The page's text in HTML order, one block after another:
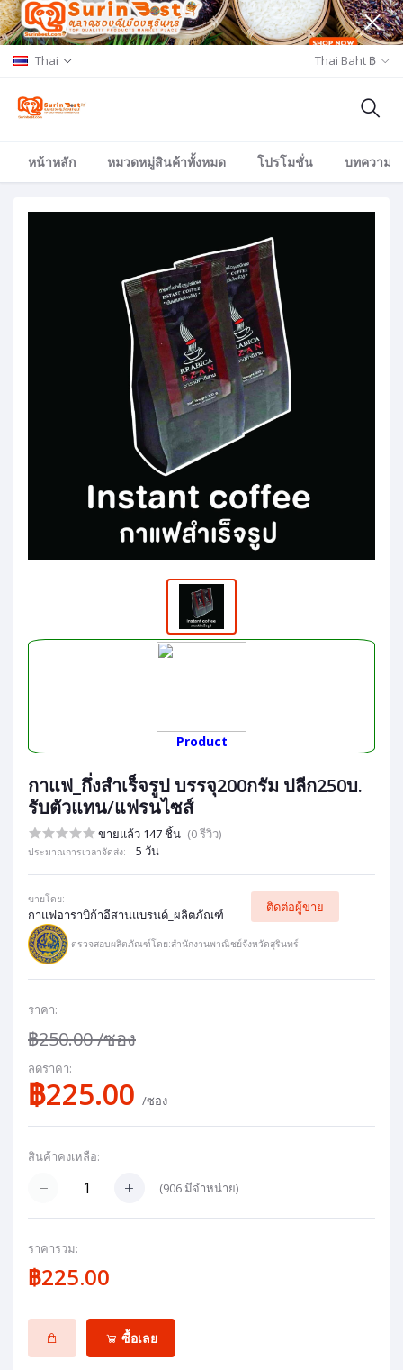
Thai Thai Baht ฿
หน้าหลัก หมวดหมู่สินค้าทั้งหมด โปรโมชั่น บทความ/
Product
กาแฟ_กึ่งสำเร็จรูป บรรจุ200กรัม ปลีก250บ.
รับตัวแทน/แฟรนไซส์
ขายแล้ว 147 ชิ้น (0 รีวิว)
ประมาณการเวลาจัดส่ง: 5 วัน
ขายโดย:
กาแฟอาราบิก้าอีสานแบรนด์_ผลิตภัณฑ์
ติดต่อผู้ขาย
ตรวจสอบผลิตภัณฑ์โดย:สำนักงานพาณิชย์จังหวัดสุรินทร์
ราคา:
฿250.00/ซอง
ลดราคา:
฿225.00 /ซอง
สินค้าคงเหลือ:
(906มีจำหน่าย)
ราคารวม:
฿225.00
ซื้อเลย